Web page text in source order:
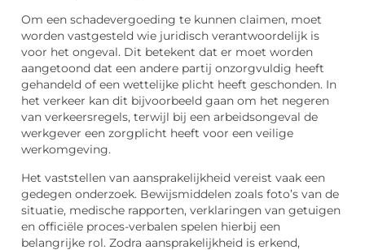
Om een schadevergoeding te kunnen claimen, moet
worden vastgesteld wie juridisch verantwoordelijk is
voor het ongeval. Dit betekent dat er moet worden
aangetoond dat een andere partij onzorgvuldig heeft
gehandeld of een wettelijke plicht heeft geschonden. In
het verkeer kan dit bijvoorbeeld gaan om het negeren
van verkeersregels, terwijl bij een arbeidsongeval de
werkgever een zorgplicht heeft voor een veilige
werkomgeving.
Het vaststellen van aansprakelijkheid vereist vaak een
gedegen onderzoek. Bewijsmiddelen zoals foto’s van de
situatie, medische rapporten, verklaringen van getuigen
en officiële proces-verbalen spelen hierbij een
belangrijke rol. Zodra aansprakelijkheid is erkend,